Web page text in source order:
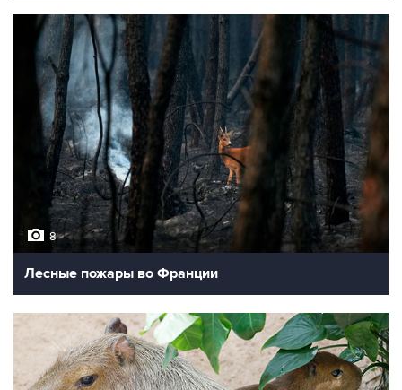
8
Лесные пожары во Франции